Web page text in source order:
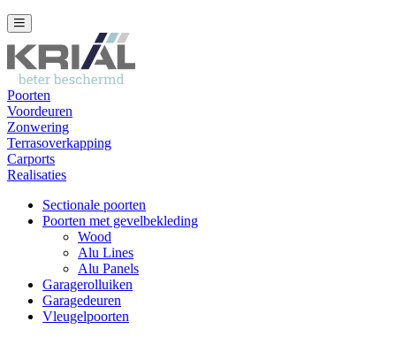
Poorten
Voordeuren
Zonwering
Terrasoverkapping
Carports
Realisaties
Sectionale poorten
Poorten met gevelbekleding
Wood
Alu Lines
Alu Panels
Garagerolluiken
Garagedeuren
Vleugelpoorten